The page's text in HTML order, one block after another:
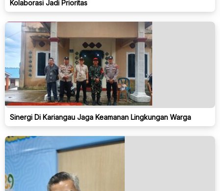
Kolaborasi Jadi Prioritas
Sinergi Di Kariangau Jaga Keamanan Lingkungan Warga